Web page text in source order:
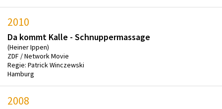
2010
Da kommt Kalle - Schnuppermassage
(Heiner Ippen)
ZDF / Network Movie
Regie: Patrick Winczewski
Hamburg
2008